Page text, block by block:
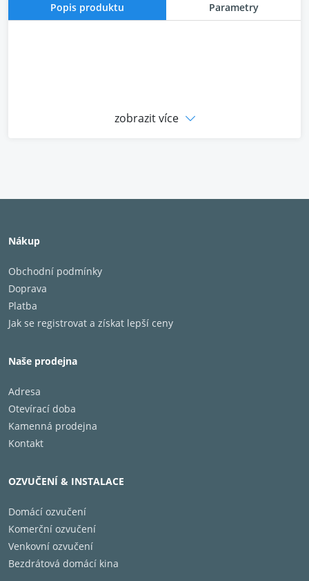
Popis produktu Parametry
Přídavné závaží k montáži přenosky, hmotnost
zobrazit více
Nákup
Obchodní podmínky
Doprava
Platba
Jak se registrovat a získat lepší ceny
Naše prodejna
Adresa
Otevírací doba
Kamenná prodejna
Kontakt
OZVUČENÍ & INSTALACE
Domácí ozvučení
Komerční ozvučení
Venkovní ozvučení
Bezdrátová domácí kina